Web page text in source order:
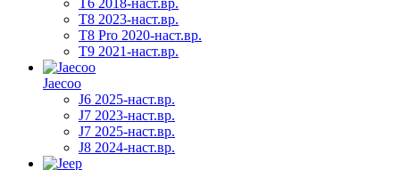
T8 2023-наст.вр.
T8 Pro 2020-наст.вр.
T9 2021-наст.вр.
Jaecoo
J6 2025-наст.вр.
J7 2023-наст.вр.
J7 2025-наст.вр.
J8 2024-наст.вр.